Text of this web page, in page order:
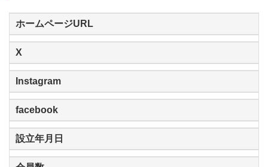
ホームページURL
X
Instagram
facebook
設立年月日